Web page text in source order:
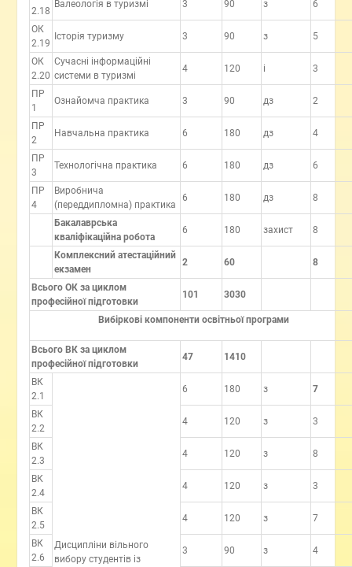
2.18
Валеологія в туризмі 3 90 з 6
ОК
2.19
Історія туризму 3 90 з 5
ОК
2.20
Сучасні інформаційні
системи в туризмі
4 120 і 3
ПР
1
Ознайомча практика 3 90 дз 2
ПР
2
Навчальна практика 6 180 дз 4
ПР
3
Технологічна практика 6 180 дз 6
ПР
4
Виробнича
(переддипломна) практика
6 180 дз 8
Бакалаврська
кваліфікаційна робота
6 180 захист 8
Комплексний атестаційний
екзамен
2 60 8
Всього ОК за циклом
професійної підготовки
101 3030
Вибіркові компоненти освітньої програми
Всього ВК за циклом
професійної підготовки
47 1410
ВК
2.1
Дисципліни вільного
вибору студентів із
6 180 з 7
ВК
2.2
4 120 з 3
ВК
2.3
4 120 з 8
ВК
2.4
4 120 з 3
ВК
2.5
4 120 з 7
ВК
2.6
3 90 з 4